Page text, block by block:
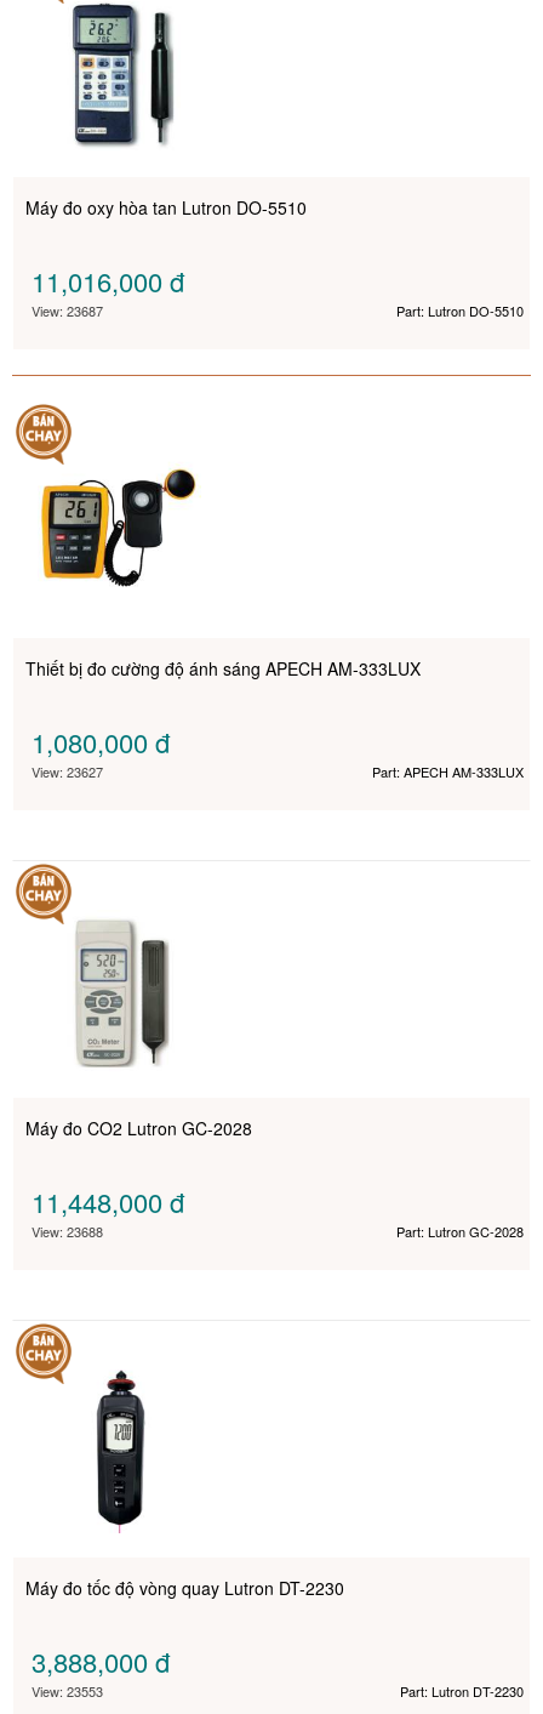
Máy đo oxy hòa tan Lutron DO-5510
11,016,000đ
View: 23687 Part: Lutron DO-5510
Thiết bị đo cường độ ánh sáng APECH AM-333LUX
1,080,000đ
View: 23627 Part: APECH AM-333LUX
Máy đo CO2 Lutron GC-2028
11,448,000đ
View: 23688 Part: Lutron GC-2028
Máy đo tốc độ vòng quay Lutron DT-2230
3,888,000đ
View: 23553 Part: Lutron DT-2230